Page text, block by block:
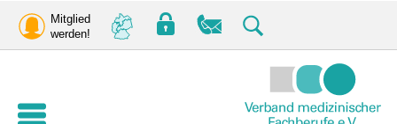
Mitglied
werden!